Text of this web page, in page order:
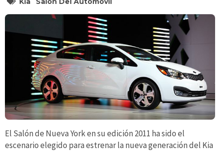
El Salón de Nueva York en su edición 2011 ha sido el
escenario elegido para estrenar la nueva generación del Kia